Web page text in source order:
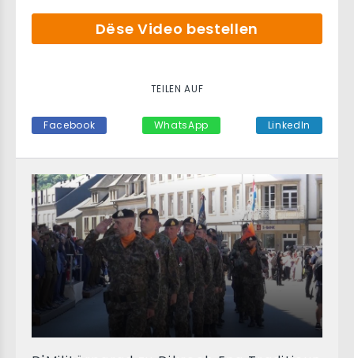
Dëse Video bestellen
TEILEN AUF
Facebook WhatsApp LinkedIn